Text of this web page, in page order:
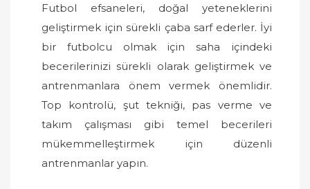
Futbol efsaneleri, doğal yeteneklerini
geliştirmek için sürekli çaba sarf ederler. İyi
bir futbolcu olmak için saha içindeki
becerilerinizi sürekli olarak geliştirmek ve
antrenmanlara önem vermek önemlidir.
Top kontrolü, şut tekniği, pas verme ve
takım çalışması gibi temel becerileri
mükemmelleştirmek için düzenli
antrenmanlar yapın.